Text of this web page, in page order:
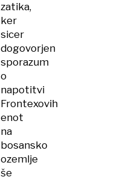
zatika,
ker
sicer
dogovorjen
sporazum
o
napotitvi
Frontexovih
enot
na
bosansko
ozemlje
še